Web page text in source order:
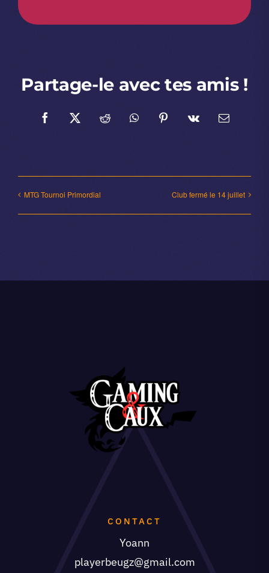
Partage-le avec tes amis !
Facebook
X RedditWhatsAppPinterest
Vk Email
MTG Tournoi Primordial Club fermé le 14 juillet
CONTACT
Yoann
playerbeugz@gmail.com